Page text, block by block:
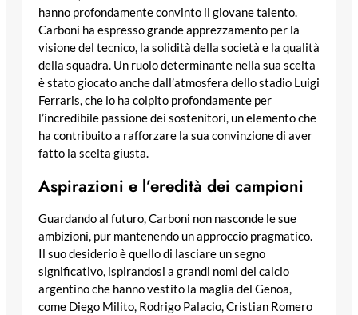
hanno profondamente convinto il giovane talento.
Carboni ha espresso grande apprezzamento per la
visione del tecnico, la solidità della società e la qualità
della squadra. Un ruolo determinante nella sua scelta
è stato giocato anche dall’atmosfera dello stadio Luigi
Ferraris, che lo ha colpito profondamente per
l’incredibile passione dei sostenitori, un elemento che
ha contribuito a rafforzare la sua convinzione di aver
fatto la scelta giusta.
Aspirazioni e l’eredità dei campioni
Guardando al futuro, Carboni non nasconde le sue
ambizioni, pur mantenendo un approccio pragmatico.
Il suo desiderio è quello di lasciare un segno
significativo, ispirandosi a grandi nomi del calcio
argentino che hanno vestito la maglia del Genoa,
come Diego Milito, Rodrigo Palacio, Cristian Romero